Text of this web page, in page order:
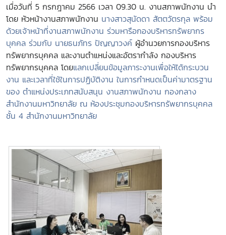
เมื่อวันที่ 5 กรกฎาคม 2566 เวลา 09.30 น. งานสภาพนักงาน นำ
โดย หัวหน้างานสภาพนักงาน นางสาวสุนัดดา สัตตวัตรกุล พร้อม
ด้วยเจ้าหน้าที่งานสภาพนักงาน ร่วมหารือกองบริหารทรัพยากร
บุคคล ร่วมกับ นายธนภัทร ปัญญาวงค์ ผู้อำนวยการกองบริหาร
ทรัพยากรบุคคล และงานตำแหน่งและอัตรากำลัง กองบริหาร
ทรัพยากรบุคคล โดยแลกเปลี่ยนข้อมูลภาระงานเพื่อให้ได้กระบวน
งาน และเวลาที่ใช้ในการปฏิบัติงาน ในการกำหนดเป็นค่ามาตรฐาน
ของ ตำแหน่งประเภทสนับสนุน งานสภาพนักงาน กองกลาง
สำนักงานมหาวิทยาลัย ณ ห้องประชุมกองบริหารทรัพยากรบุคคล
ชั้น 4 สำนักงานมหาวิทยาลัย